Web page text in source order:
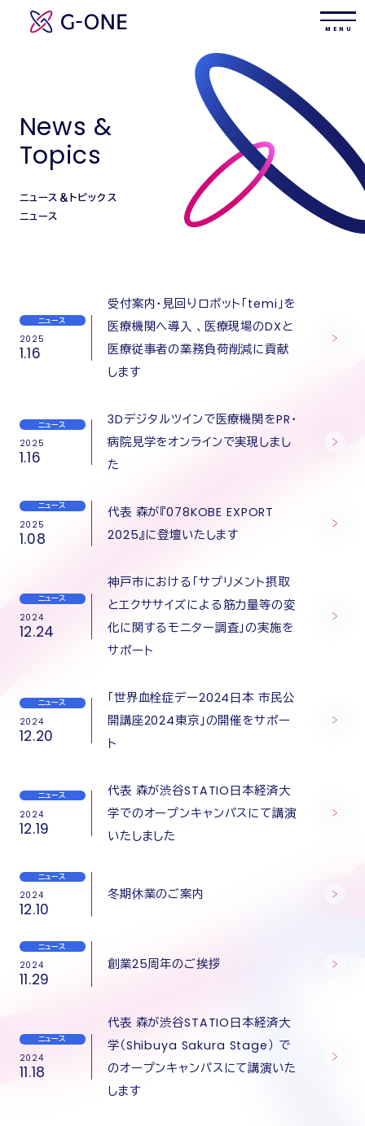
M E N U
News &
Topics
ニュース＆トピックス
ニュース
ニュース
2025
1.16
受付案内・見回りロボット「temi」を
医療機関へ導入 、医療現場のDXと
医療従事者の業務負荷削減に貢献
します
ニュース
2025
1.16
3Dデジタルツインで医療機関をPR・
病院見学をオンラインで実現しまし
た
ニュース
2025
1.08
代表 森が『078KOBE EXPORT
2025』に登壇いたします
ニュース
2024
12.24
神戸市における「サプリメント摂取
とエクササイズによる筋力量等の変
化に関するモニター調査」の実施を
サポート
ニュース
2024
12.20
「世界血栓症デー2024日本 市民公
開講座2024東京」の開催をサポー
ト
ニュース
2024
12.19
代表 森が渋谷STATIO日本経済大
学でのオープンキャンパスにて講演
いたしました
ニュース
2024
12.10
冬期休業のご案内
ニュース
2024
11.29
創業25周年のご挨拶
ニュース
2024
11.18
代表 森が渋谷STATIO日本経済大
学（Shibuya Sakura Stage） で
のオープンキャンパスにて講演いた
します